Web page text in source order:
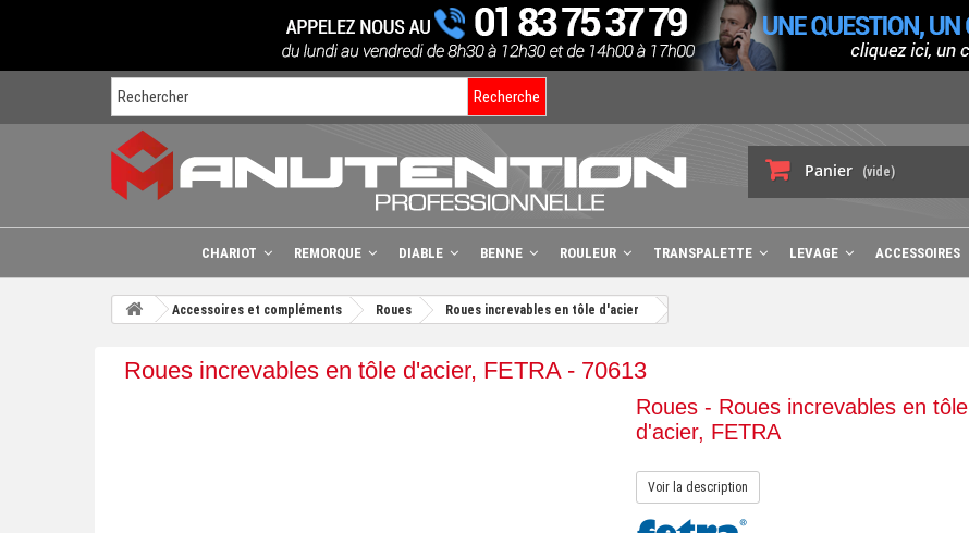
Recherche
Panier (vide)
CHARIOT REMORQUE DIABLE BENNE ROULEUR TRANSPALETTE LEVAGE ACCESSOIRES
Accessoires et compléments Roues Roues increvables en tôle d'acier
Roues increvables en tôle d'acier, FETRA - 70613
Roues - Roues increvables en tôle
d'acier, FETRA
Voir la description